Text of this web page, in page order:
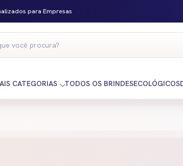
para Empresas
CATEGORIAS TODOS OS BRINDESECOLÓGICOS